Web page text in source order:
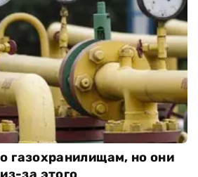
газохранилищам, но они